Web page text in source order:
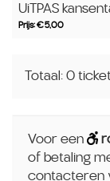
UiTPAS
Prijs: € 5,00
Totaal: 0
Voor een
of betaling
contacteren